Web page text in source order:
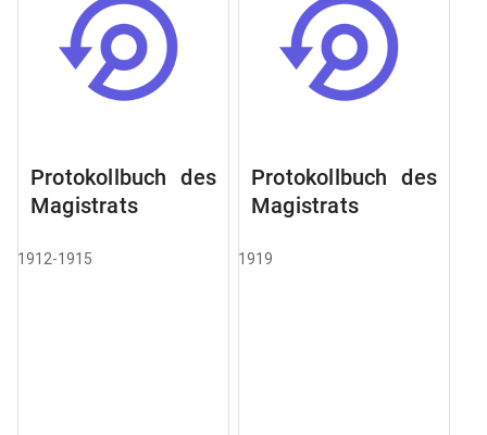
Protokollbuch des
Magistrats
1912-1915
Protokollbuch des
Magistrats
1919